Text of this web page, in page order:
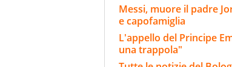
Messi, muore il padre
e capofamiglia
L'appello del Principe
una trappola"